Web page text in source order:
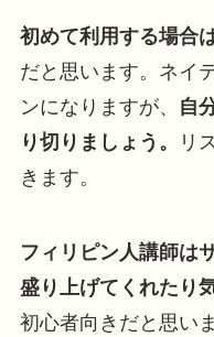
初めて利用する場合
だと思います。ネイ
ンになりますが、
自
り切りましょう。
リ
きます。
フィリピン人講師は
盛り上げてくれたり
初心者向きだと思いま